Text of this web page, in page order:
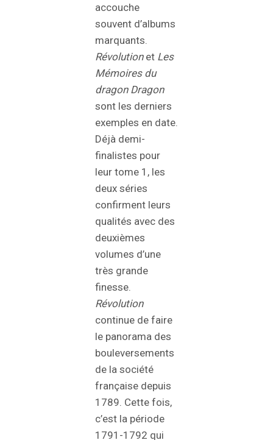
accouche
souvent d’albums
marquants.
Révolutionet Les
Mémoires du
dragon Dragon
sont les derniers
exemples en date.
Déjà demi-
finalistes pour
leur tome 1, les
deux séries
confirment leurs
qualités avec des
deuxièmes
volumes d’une
très grande
finesse.
Révolution
continue de faire
le panorama des
bouleversements
de la société
française depuis
1789. Cette fois,
c’est la période
1791-1792 qui